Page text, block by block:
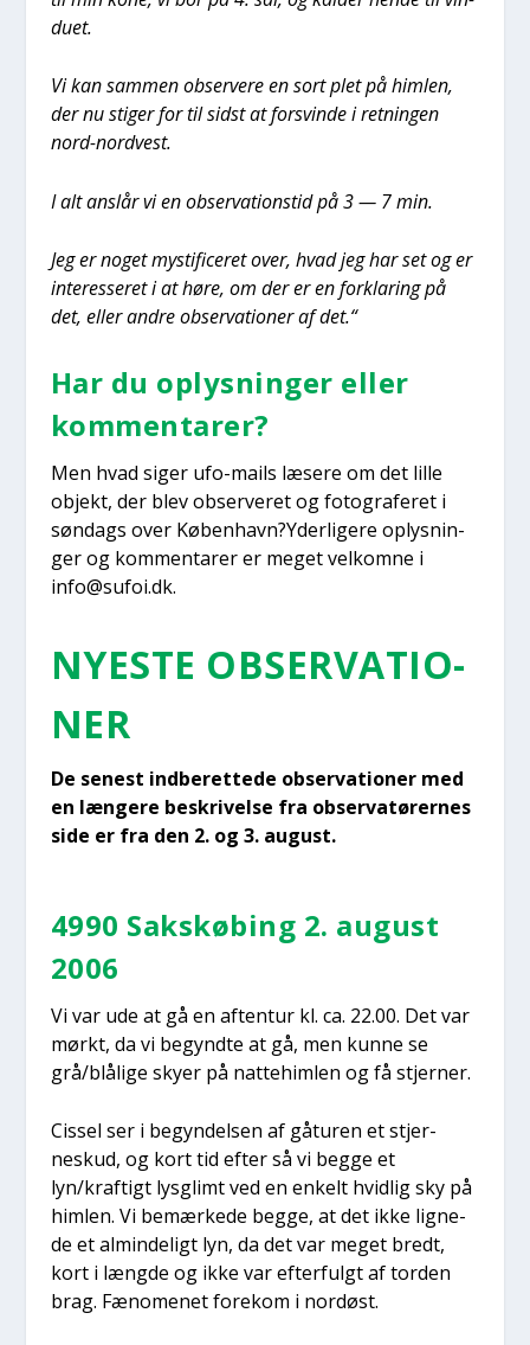
du­et.
Vi kan sam­men obser­ve­re en sort plet på him­len,
der nu sti­ger for til sidst at for­svin­de i ret­nin­gen
nord-nord­vest.
I alt anslår vi en obser­va­tion­s­tid på 3 — 7 min.
Jeg er noget mysti­fi­ce­ret over, hvad jeg har set og er
inter­es­se­ret i at høre, om der er en for­kla­ring på
det, eller andre obser­va­tio­ner af det.“
Har du oplys­nin­ger eller
kom­men­ta­rer?
Men hvad siger ufo-mails læse­re om det lil­le
objekt, der blev obser­ve­ret og foto­gra­fe­ret i
søn­dags over København?Yderligere oplys­nin­
ger og kom­men­ta­rer er meget vel­kom­ne i
info@sufoi.dk.
NYE­STE OBSER­VA­TIO­
NER
De sene­st ind­be­ret­te­de obser­va­tio­ner med
en læn­ge­re beskri­vel­se fra obser­va­tø­rer­nes
side er fra den 2. og 3. august.
4990 Saks­kø­bing 2. august
2006
Vi var ude at gå en aften­tur kl. ca. 22.00. Det var
mørkt, da vi begynd­te at gå, men kun­ne se
grå/blålige sky­er på nat­te­him­len og få stjer­ner.
Cis­sel ser i begyn­del­sen af gåtu­ren et stjer­
neskud, og kort tid efter så vi beg­ge et
lyn/kraftigt lys­glimt ved en enkelt hvid­lig sky på
him­len. Vi bemær­ke­de beg­ge, at det ikke lig­ne­
de et almin­de­ligt lyn, da det var meget bredt,
kort i læng­de og ikke var efter­fulgt af tor­den
brag. Fæno­me­net fore­kom i nor­døst.